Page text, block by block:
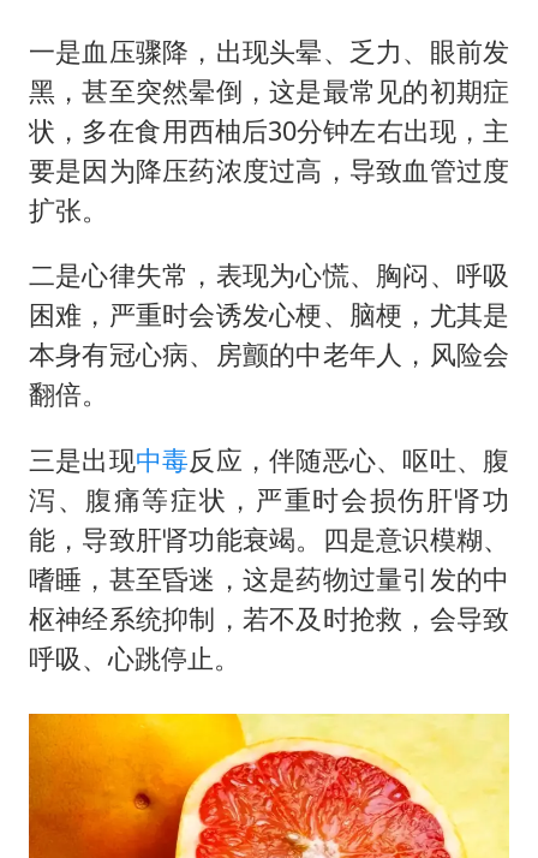
一是血压骤降，出现头晕、乏力、眼前发
黑，甚至突然晕倒，这是最常见的初期症
状，多在食用西柚后30分钟左右出现，主
要是因为降压药浓度过高，导致血管过度
扩张。
二是心律失常，表现为心慌、胸闷、呼吸
困难，严重时会诱发心梗、脑梗，尤其是
本身有冠心病、房颤的中老年人，风险会
翻倍。
三是出现中毒反应，伴随恶心、呕吐、腹
泻、腹痛等症状，严重时会损伤肝肾功
能，导致肝肾功能衰竭。四是意识模糊、
嗜睡，甚至昏迷，这是药物过量引发的中
枢神经系统抑制，若不及时抢救，会导致
呼吸、心跳停止。